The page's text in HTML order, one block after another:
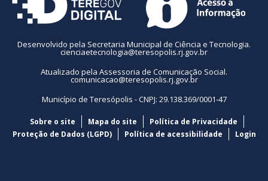
Desenvolvido pela Secretaria Municipal de Ciência e Tecnologia.
cienciaetecnologia@teresopolis.rj.gov.br
Atualizado pela Assessoria de Comunicação Social.
comunicacao@teresopolis.rj.gov.br
Município de Teresópolis - CNPJ: 29.138.369/0001-47
Sobre o site Mapa do site
Política de Privacidade
Proteção de Dados (LGPD)
Política de acessibilidade Login